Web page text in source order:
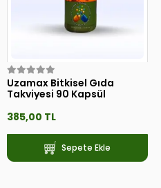
Uzamax Bitkisel Gıda
Takviyesi 90 Kapsül
385,00 TL
Sepete Ekle